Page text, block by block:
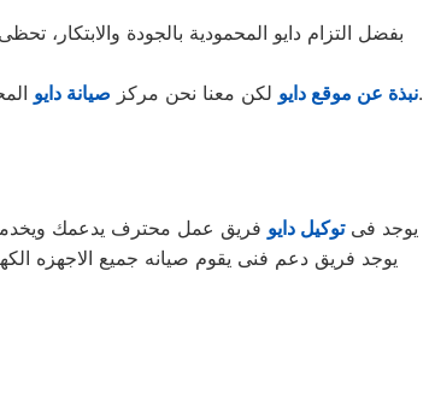
بفضل التزام دايو المحمودية بالجودة والابتكار،
نبذة عن موقع دايو لكن معنا نحن مركز صيانة دايو
المعتمد.اصلاح الماركات العالمية.
يوجد فىتوكيل دايو فريق عمل محترف يدعمك ويخدمك